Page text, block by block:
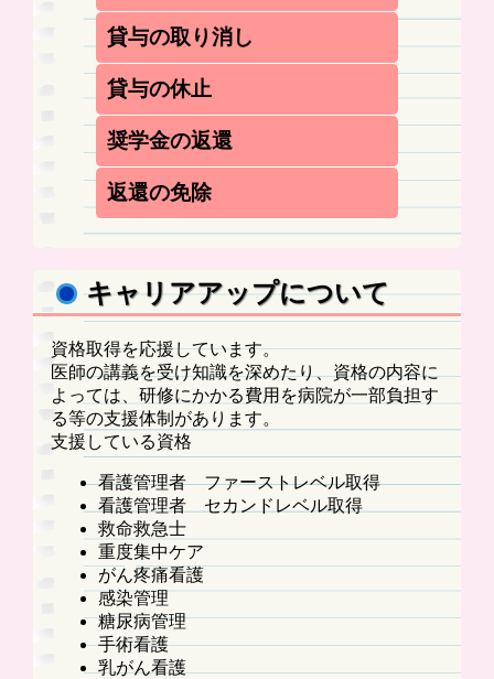
を貸与することについて必要な事項を定
めることを目的とする。
履歴書(３cm×４cmの写真添付)
在学証明書あるいは成績証明書（入学決
定者は看護学校の合格証明書又は合格通
知書の写し）
誓約書（別紙様式第２号）
健康診断書（社会医療法人三佼会の病院
での検査診断でも可）
書類審査・面接にて決定します。
奨学金は？
月額 ５０，０００円が上限
別途入学金として２００，０００円を貸
与
貸与期間は ４年以内
利子については免除とする
保証人は？
連帯保証人は、奨学生と連帯して奨学金
返済の債務を負担しなければなりません
連帯保証人が死亡、異動した場合は届け
なければなりません。また新しい連帯保
証人が必要になります
貸与の取り消し
当院規程に該当すると資格取消の場合が
あります。詳しくは、担当者にお尋ねく
ださい。
貸与の休止
貸与を休止する場合があります
奨学生が休学し、又は停学の処分を受け
たときは、それに該当するに至った事由
の生じた日の属する月の翌月から復学し
た日の属する月分の奨学金の貸与を停止
奨学金が既に貸与されている場合は、当
該奨学金は復学した日の属する翌月以降
奨学金の返還
奨学生は次の各号のいずれかに該当する
ときは、当該各号に規程する事実が生じ
た日の属する月の翌月から起算して６か
ればならない。
奨学金の貸与の決定を取り消されたとき
学校卒業後、１年以内に看護職員の免許
を取得しなかったとき
看護師等の免許取得後、当法人の看護職
員として就業しなかったとき
看護師等の免許取得後、当法人において
しなかったとき
返還の免除
全額の返還を免除することもあります
社会医療法人三佼会に看護師の資格をも
って勤務開始の日から起算し、貸与期間
と同期間に達したとき
（但し、最低勤務期間５年）
キャリアアップについて
資格取得を応援しています。
医師の講義を受け知識を深めたり、資格の内容に
よっては、研修にかかる費用を病院が一部負担す
る等の支援体制があります。
支援している資格
看護管理者 ファーストレベル取得
看護管理者 セカンドレベル取得
救命救急士
重度集中ケア
がん疼痛看護
感染管理
糖尿病管理
手術看護
乳がん看護